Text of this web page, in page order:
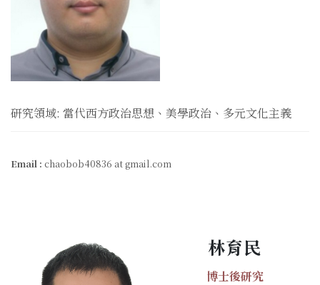
研究領域: 當代西方政治思想、美學政治、多元文化主義
Email : chaobob40836 at gmail.com
林育民
博士後研究